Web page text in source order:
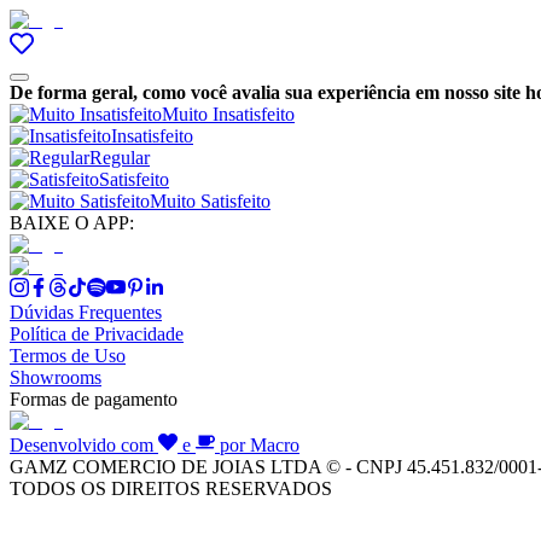
De forma geral, como você avalia sua experiência em nosso site
Muito Insatisfeito
Insatisfeito
Regular
Satisfeito
Muito Satisfeito
BAIXE O APP:
Dúvidas Frequentes
Política de Privacidade
Termos de Uso
Showrooms
Formas de pagamento
Desenvolvido com e
por Macro
GAMZ COMERCIO DE JOIAS LTDA © - CNPJ 45.451.832/
TODOS OS DIREITOS RESERVADOS